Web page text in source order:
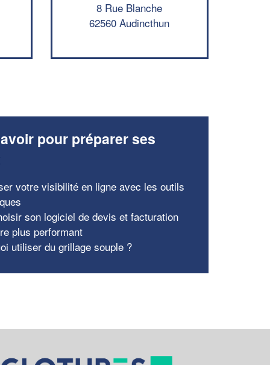
8 Rue Blanche
62560 Audincthun
pour préparer ses
votre visibilité en ligne avec les outils
son logiciel de devis et facturation
plus performant
utiliser du grillage souple ?